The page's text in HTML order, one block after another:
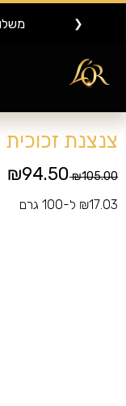
❮
צנצנת
Price reduced from
₪105.00
to
₪94.50
₪17.03 ל-100 גרם